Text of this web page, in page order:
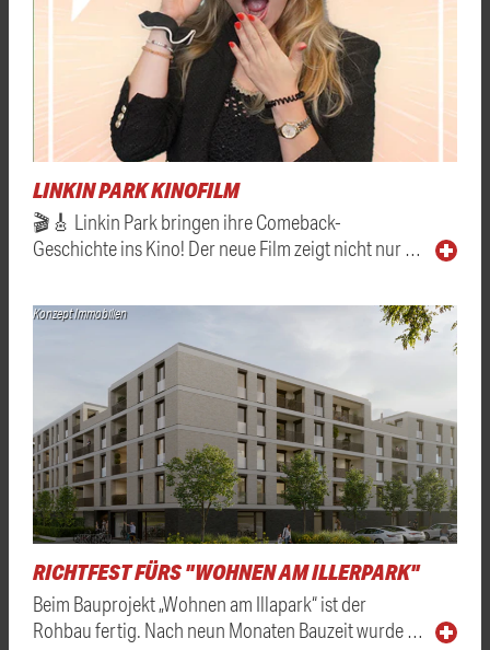
LINKIN PARK KINOFILM
🎬🎸 Linkin Park bringen ihre Comeback-
Geschichte ins Kino! Der neue Film zeigt nicht nur …
Konzept Immobilien
RICHTFEST FÜRS "WOHNEN AM ILLERPARK"
Beim Bauprojekt „Wohnen am Illapark“ ist der
Rohbau fertig. Nach neun Monaten Bauzeit wurde …